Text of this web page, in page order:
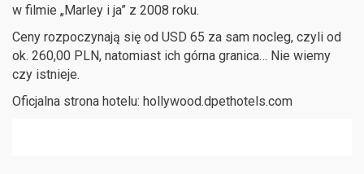
w filmie „Marley i ja” z 2008 roku.
Ceny rozpoczynają się od USD 65 za sam nocleg, czyli od
ok. 260,00 PLN, natomiast ich górna granica… Nie wiemy
czy istnieje.
Oficjalna strona hotelu: hollywood.dpethotels.com